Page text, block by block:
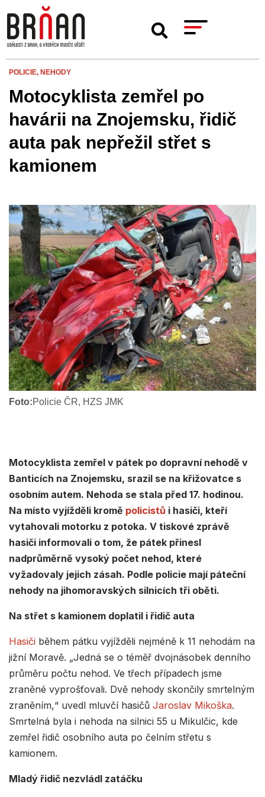
POLICIE, NEHODY
Motocyklista zemřel po
havárii na Znojemsku, řidič
auta pak nepřežil střet s
kamionem
Foto:Policie ČR, HZS JMK
Motocyklista zemřel v pátek po dopravní nehodě v
Banticích na Znojemsku, srazil se na křižovatce s
osobním autem. Nehoda se stala před 17. hodinou.
Na místo vyjížděli kromě policistů i hasiči, kteří
vytahovali motorku z potoka. V tiskové zprávě
hasiči informovali o tom, že pátek přinesl
nadprůměrně vysoký počet nehod, které
vyžadovaly jejich zásah. Podle policie mají páteční
nehody na jihomoravských silnicích tři oběti.
Na střet s kamionem doplatil i řidič auta
Hasiči během pátku vyjížděli nejméně k 11 nehodám na
jižní Moravě. „Jedná se o téměř dvojnásobek denního
průměru počtu nehod. Ve třech případech jsme
zraněné vyprošťovali. Dvě nehody skončily smrtelným
zraněním,“ uvedl mluvčí hasičů Jaroslav Mikoška.
Smrtelná byla i nehoda na silnici 55 u Mikulčic, kde
zemřel řidič osobního auta po čelním střetu s
kamionem.
Mladý řidič nezvládl zatáčku